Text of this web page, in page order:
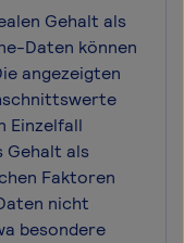
Gehalt als
Daten können
angezeigten
Einzelfall
Gehalt als
Faktoren
nicht
besondere